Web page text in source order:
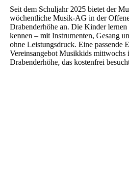
Seit dem Schuljahr 2025 bietet der
wöchentliche Musik-AG in der
Drabenderhöhe an. Die Kinder
kennen – mit Instrumenten, Gesang
ohne Leistungsdruck. Eine passende
Vereinsangebot Musikkids mittwochs
Drabenderhöhe, das kostenfrei